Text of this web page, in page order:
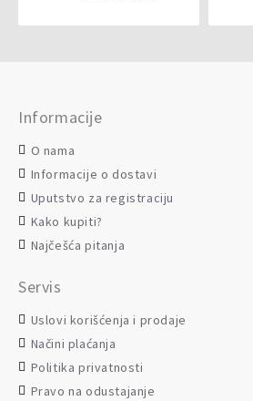
Informacije
O nama
Informacije o dostavi
Uputstvo za registraciju
Kako kupiti?
Najčešća pitanja
Servis
Uslovi korišćenja i prodaje
Načini plaćanja
Politika privatnosti
Pravo na odustajanje